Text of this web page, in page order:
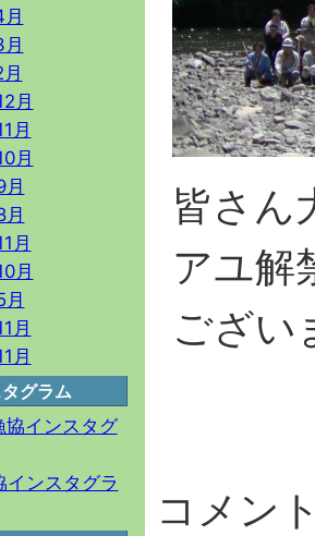
皆さん
アユ解
ござい
コメン
月
月
月
月
月
月
月
グラム
インスタグラ